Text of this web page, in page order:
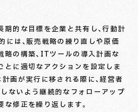
期的な目標を企業と共有し、行動計
には、販売戦略の練り直しや原価
略の構築、ITツールの導入計画な
とに適切なアクションを設定しま
計画が実行に移される際に、経営者
ないよう継続的なフォローアップ
な修正を繰り返します。